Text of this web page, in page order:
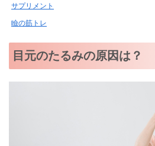
サプリメント
瞼の筋トレ
目元のたるみの原因は？